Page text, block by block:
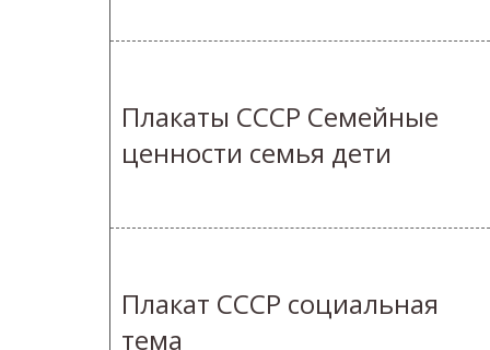
Плакаты СССР Семейные
ценности семья дети
Плакат СССР социальная
тема